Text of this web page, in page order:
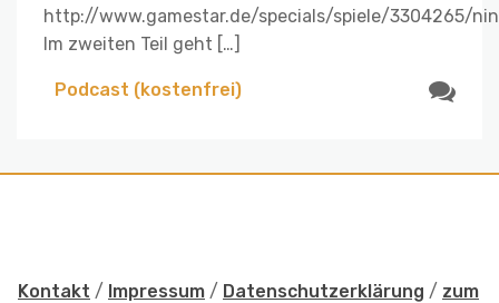
http://www.gamestar.de/specials/spiele/3304265/
Im zweiten Teil geht […]
Podcast (kostenfrei)
Kontakt / Impressum / Datenschutzerklärung / zum